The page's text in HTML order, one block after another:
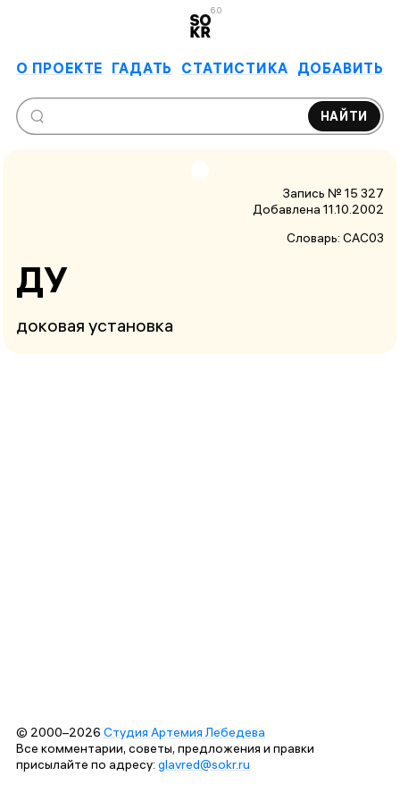
6.0
О ПРОЕКТЕ ГАДАТЬ СТАТИСТИКА ДОБАВИТЬ
НАЙТИ
Запись № 15 327
Добавлена 11.10.2002
Словарь: САС03
ДУ
доковая установка
© 2000–2026 Студия Артемия Лебедева
Все комментарии, советы, предложения и правки
присылайте по адресу: glavred@sokr.ru